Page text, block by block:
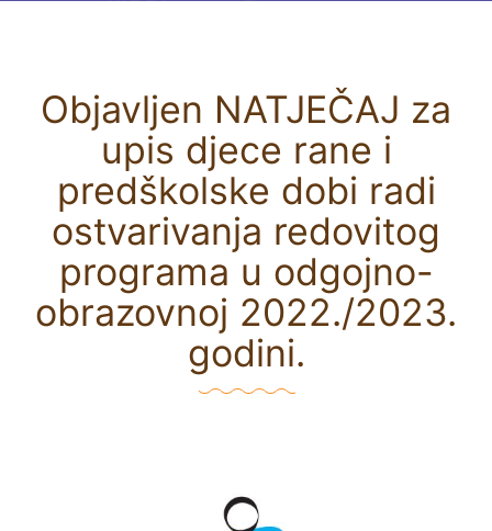
Objavljen NATJEČAJ za
upis djece rane i
predškolske dobi radi
ostvarivanja redovitog
programa u odgojno-
obrazovnoj 2022./2023.
godini.